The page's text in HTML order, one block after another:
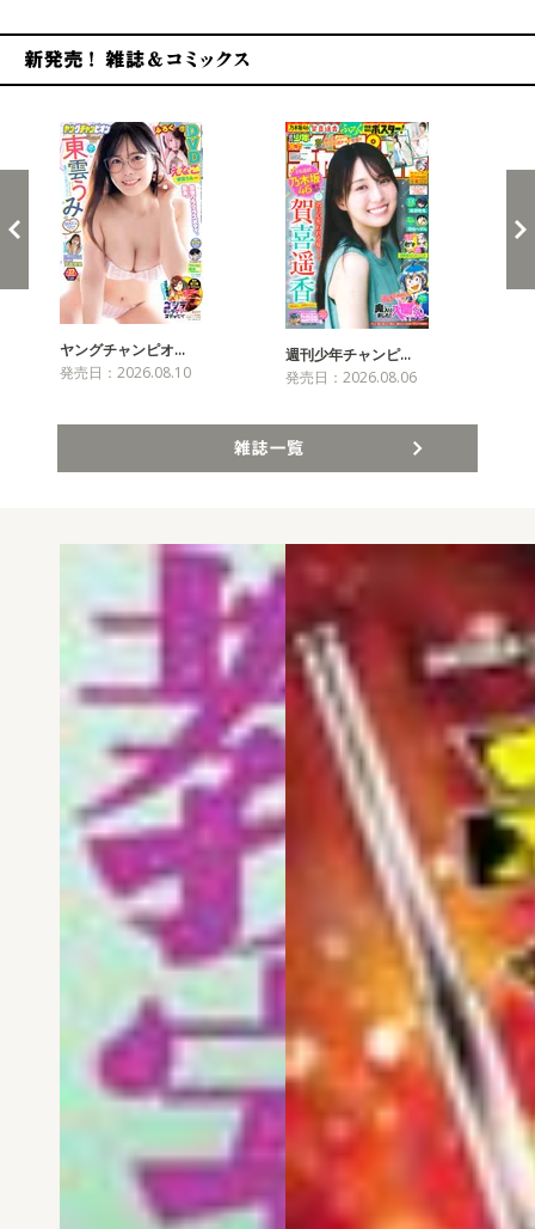
ヤングチャンピオ…
発売日：2026.08.10
週刊少年チャンピ…
発売日：2026.08.06